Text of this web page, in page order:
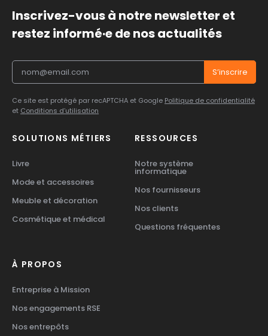
Inscrivez-vous à notre newsletter et
restez informé·e de nos actualités
Ce site est protégé par recAPTCHA et Google Politique de confidentialité
et Conditions d’utilisation
SOLUTIONS MÉTIERS
Livre
Mode et accessoires
Meuble et décoration
Cosmétique et médical
RESSOURCES
Notre système
informatique
Nos fournisseurs
Nos clients
Questions fréquentes
À PROPOS
Entreprise à Mission
Nos engagements RSE
Nos entrepôts